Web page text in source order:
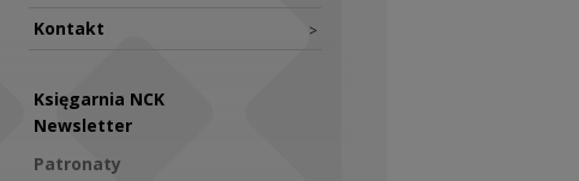
Kontakt >
Księgarnia NCK
Newsletter
Patronaty